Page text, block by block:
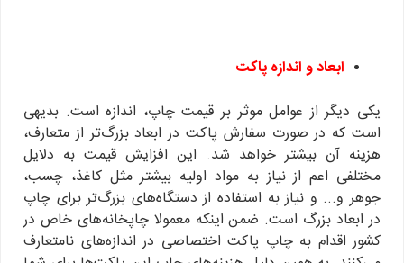
ابعاد و اندازه پاکت
یکی دیگر از عوامل موثر بر قیمت چاپ، اندازه است. بدیهی
است که در صورت سفارش پاکت در ابعاد بزرگ‌تر از متعارف،
هزینه آن بیشتر خواهد شد. این افزایش قیمت به دلایل
مختلفی اعم از نیاز به مواد اولیه بیشتر مثل کاغذ، چسب،
جوهر و... و نیاز به استفاده از دستگاه‌های بزرگ‌تر برای چاپ
در ابعاد بزرگ است. ضمن اینکه معمولا چاپخانه‌های خاص در
کشور اقدام به چاپ پاکت اختصاصی در اندازه‌های نامتعارف